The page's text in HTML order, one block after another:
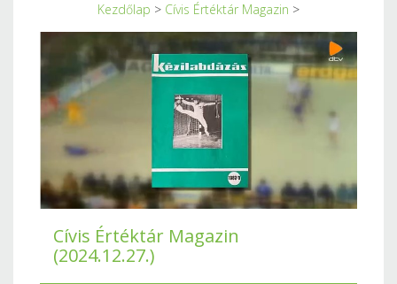
Kezdőlap > Cívis Értéktár Magazin >
Cívis Értéktár Magazin
(2024.12.27.)